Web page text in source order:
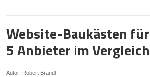
Website-Baukästen
5 Anbieter im Vergleich
Autor: Robert Brandl